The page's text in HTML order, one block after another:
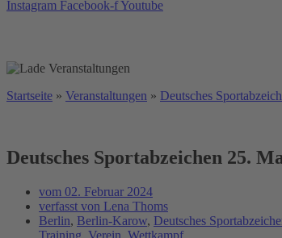
Instagram Facebook-fYoutube
Startseite » Veranstaltungen » Deutsches
Deutsches Sportabzeichen 25.
vom 02. Februar 2024
verfasst von Lena Thoms
Berlin, Berlin-Karow, Deutsches
Training, Verein, Wettkampf